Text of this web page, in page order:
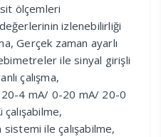
ölçemleri
değerlerinin izlenebilirliği
Gerçek zaman ayarlı
ile sinyal girişli
çalışma,
4 mA/ 0-20 mA/ 20-0
ile çalışabilme,